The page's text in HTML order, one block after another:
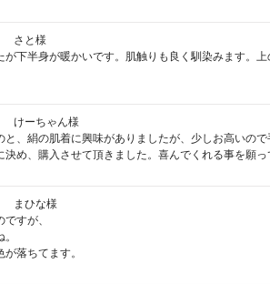
さと様
が下半身が暖かいです。肌触りも良く馴染みます。
けーちゃん様
、絹の肌着に興味がありましたが、少しお高いの
め、購入させて頂きました。喜んでくれる事を願っ
まひな様
すが、
落ちてます。